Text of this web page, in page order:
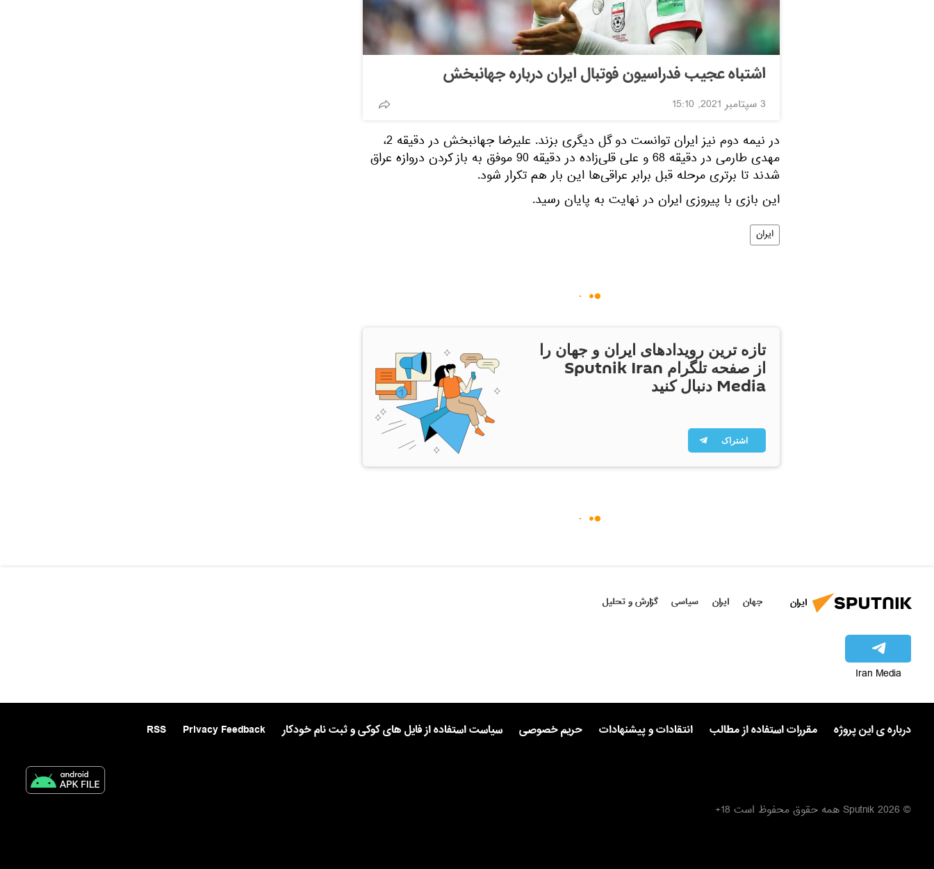
اشتباه عجیب فدراسیون فوتبال ایران درباره جهانبخش
3 سپتامبر 2021, 15:10
در نیمه دوم نیز ایران توانست دو گل دیگری بزند. علیرضا جهانبخش در دقیقه 2،
مهدی طارمی در دقیقه 68 و علی قلی‌زاده در دقیقه 90 موفق به باز کردن دروازه عراق
شدند تا برتری مرحله قبل برابر عراقی‌ها این بار هم تکرار شود.
این بازی با پیروزی ایران در نهایت به پایان رسید.
ایران
تازه ترین رویدادهای ایران و جهان را
از صفحه تلگرام Sputnik Iran
Media دنبال کنید
اشتراک
ایران جهان ایران سیاسی گزارش و تحلیل
Iran Media
درباره ی این پروژه مقررات استفاده از مطالب انتقادات و پیشنهادات حریم خصوصی سیاست استفاده از فایل های کوکی و ثبت نام خودکار Privacy Feedback
RSS
© 2026 Sputnik همه حقوق محفوظ است 18+